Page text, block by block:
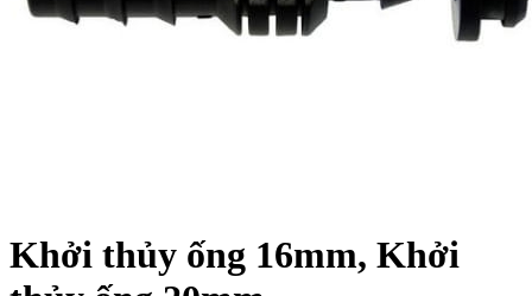
Khởi thủy ống 16mm, Khởi